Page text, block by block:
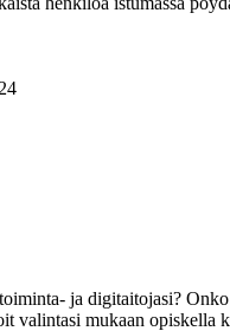
ja digitaitojasi?
valintasi mukaan opiskella